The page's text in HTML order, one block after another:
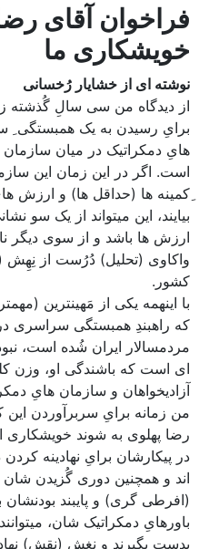
فراخوان آقای
خویشکاری ما
نوشته ای از خشایار رُخسانی
از دیدگاه من سی سالِ گُذشته
برایِ رسیدن به یک همبستگی
هایِ دمکراتیک در میان سازمان
است. اگر در این زمان این
ِکمینه ها (حداقل ها) و ارزش
بیایند، این میتواند از یک سو
ارزش ها باشد و از سوی دیگر
واکاوی (تحلیل) دُرُست از نِهِش
کشور.
با اینهمه یکی از مَهینترین
که راهبندِ همبستگی سراسری
مردمسالار ایران شُده است،
ای است که باشندگی او، وزن
آزادیخواهان و سازمان هایِ
من زمانه برایِ سربرآوردن
رضا پهلوی به شوند خویشکاری
در پیکارشان برایِ نهادینه
اند و همچنین دوری گُزیدن
(افرطی گری) و پایبند بودنشان
باورهایِ دمکراتیک شان،
بدست بگیرند و نغش (نقش)